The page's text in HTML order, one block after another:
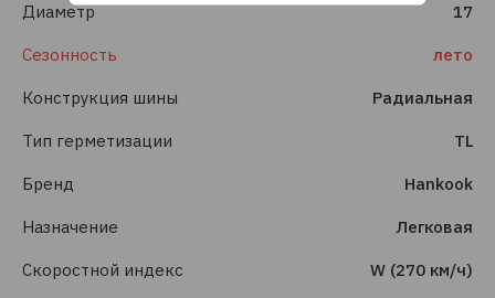
Диаметр 17
Сезонность лето
Конструкция шины Радиальная
Тип герметизации TL
Бренд Hankook
Назначение Легковая
Скоростной индекс W (270 км/ч)